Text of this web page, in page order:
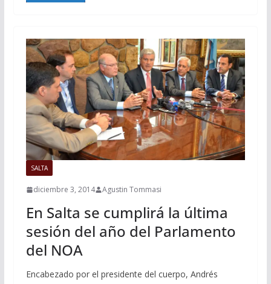
SALTA
diciembre 3, 2014 Agustin Tommasi
En Salta se cumplirá la última
sesión del año del Parlamento
del NOA
Encabezado por el presidente del cuerpo, Andrés